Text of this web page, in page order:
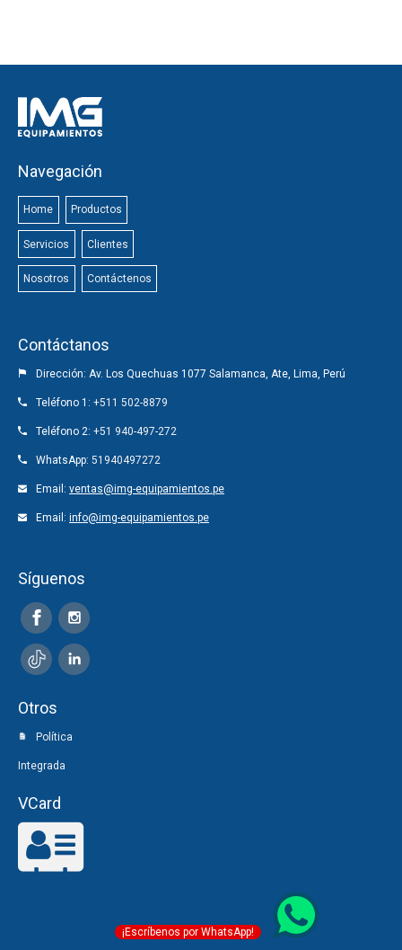
Navegación
Home Productos
Servicios Clientes
Nosotros Contáctenos
Contáctanos
Dirección: Av. Los Quechuas 1077 Salamanca, Ate, Lima, Perú
Teléfono 1: +511 502-8879
Teléfono 2: +51 940-497-272
WhatsApp: 51940497272
Email: ventas@img-equipamientos.pe
Email: info@img-equipamientos.pe
Síguenos
Otros
Política
Integrada
VCard